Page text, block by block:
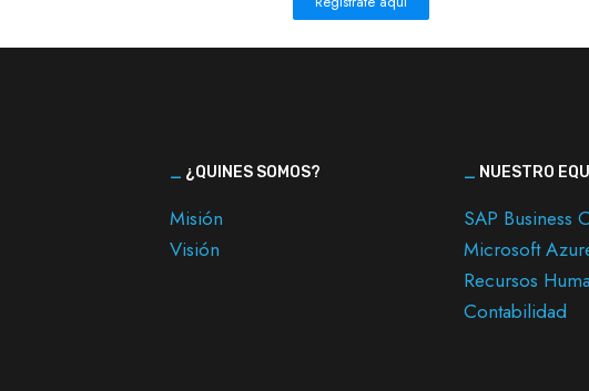
_ ¿QUINES SOMOS?
Misión
Visión
_ NUESTRO
SAP Business
Microsoft
Recursos
Contabilidad